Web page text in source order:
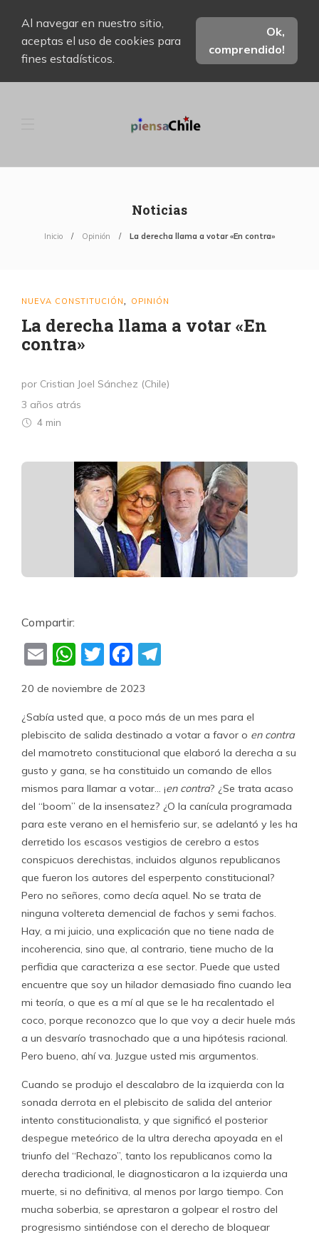
Al navegar en nuestro sitio,
aceptas el uso de cookies para
fines estadísticos.
Ok,
comprendido!
Noticias
Inicio Opinión La derecha llama a votar «En contra»
NUEVA CONSTITUCIÓN OPINIÓN
La derecha llama a votar «En
contra»
por Cristian Joel Sánchez (Chile)
3 años atrás
4 min
Compartir:
EmailWhatsApp
TwitterFacebook
20 de noviembre de 2023
¿Sabía usted que, a poco más de un mes para el
plebiscito de salida destinado a votar a favor o en contra
del mamotreto constitucional que elaboró la derecha a su
gusto y gana, se ha constituido un comando de ellos
mismos para llamar a votar… ¡en contra? ¿Se trata acaso
del “boom” de la insensatez? ¿O la canícula programada
para este verano en el hemisferio sur, se adelantó y les ha
derretido los escasos vestigios de cerebro a estos
conspicuos derechistas, incluidos algunos republicanos
que fueron los autores del esperpento constitucional?
Pero no señores, como decía aquel. No se trata de
ninguna voltereta demencial de fachos y semi fachos.
Hay, a mi juicio, una explicación que no tiene nada de
incoherencia, sino que, al contrario, tiene mucho de la
perfidia que caracteriza a ese sector. Puede que usted
encuentre que soy un hilador demasiado fino cuando lea
mi teoría, o que es a mí al que se le ha recalentado el
coco, porque reconozco que lo que voy a decir huele más
a un desvarío trasnochado que a una hipótesis racional.
Pero bueno, ahí va. Juzgue usted mis argumentos.
Cuando se produjo el descalabro de la izquierda con la
sonada derrota en el plebiscito de salida del anterior
intento constitucionalista, y que significó el posterior
despegue meteórico de la ultra derecha apoyada en el
triunfo del “Rechazo”, tanto los republicanos como la
derecha tradicional, le diagnosticaron a la izquierda una
muerte, si no definitiva, al menos por largo tiempo. Con
mucha soberbia, se aprestaron a golpear el rostro del
progresismo sintiéndose con el derecho de bloquear